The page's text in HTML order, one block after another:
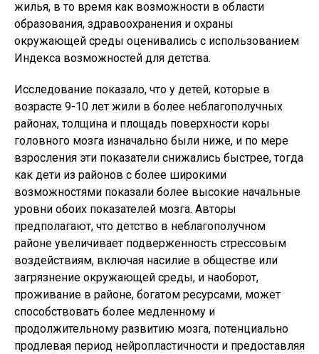
жилья, в то время как возможности в области
образования, здравоохранения и охраны
окружающей среды оценивались с использованием
Индекса возможностей для детства.
Исследование показало, что у детей, которые в
возрасте 9-10 лет жили в более неблагополучных
районах, толщина и площадь поверхности коры
головного мозга изначально были ниже, и по мере
взросления эти показатели снижались быстрее, тогда
как дети из районов с более широкими
возможностями показали более высокие начальные
уровни обоих показателей мозга. Авторы
предполагают, что детство в неблагополучном
районе увеличивает подверженность стрессовым
воздействиям, включая насилие в обществе или
загрязнение окружающей среды, и наоборот,
проживание в районе, богатом ресурсами, может
способствовать более медленному и
продолжительному развитию мозга, потенциально
продлевая период нейропластичности и предоставляя